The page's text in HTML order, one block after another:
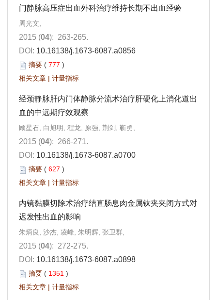
门静脉高压症出血外科治疗维持长期不出血经验
周光文,
2015 (04): 263-265.
DOI: 10.16138/j.1673-6087.a0856
摘要 ( 777 )
相关文章 | 计量指标
经颈静脉肝内门体静脉分流术治疗肝硬化上消化道出
血的中远期疗效观察
顾星石, 白旭明, 程龙, 原强, 荆剑, 靳勇,
2015 (04): 266-271.
DOI: 10.16138/j.1673-6087.a0700
摘要 ( 627 )
相关文章 | 计量指标
内镜黏膜切除术治疗结直肠息肉金属钛夹夹闭方式对
迟发性出血的影响
朱炳良, 沙杰, 凌峰, 朱明辉, 张卫群,
2015 (04): 272-275.
DOI: 10.16138/j.1673-6087.a0898
摘要 ( 1351 )
相关文章 | 计量指标